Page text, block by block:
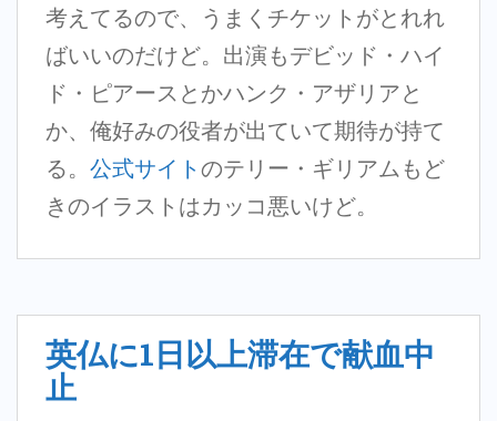
考えてるので、うまくチケットがとれれ
ばいいのだけど。出演もデビッド・ハイ
ド・ピアースとかハンク・アザリアと
か、俺好みの役者が出ていて期待が持て
る。 公式サイトのテリー・ギリアムもど
きのイラストはカッコ悪いけど。
英仏に1日以上滞在で献血中
止